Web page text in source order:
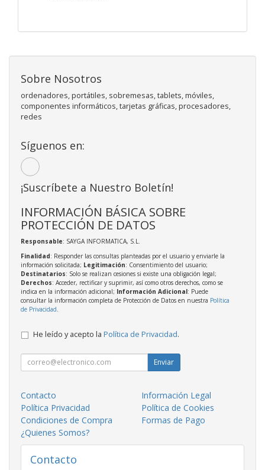
Sobre Nosotros
ordenadores, portátiles, sobremesas, tablets, móviles,
componentes informáticos, tarjetas gráficas, procesadores,
redes
Síguenos en:
¡Suscríbete a Nuestro Boletín!
INFORMACIÓN BÁSICA SOBRE
PROTECCIÓN DE DATOS
Responsable: SAYGA INFORMATICA, S.L.
Finalidad: Responder las consultas planteadas por el usuario y enviarle la
información solicitada; Legitimación: Consentimiento del usuario;
Destinatarios: Solo se realizan cesiones si existe una obligación legal;
Derechos: Acceder, rectificar y suprimir, así como otros derechos, como se
indica en la información adicional; Información Adicional: Puede
consultar la información completa de Protección de Datos en nuestra Política
de Privacidad
He leído y acepto la Política de Privacidad.
Enviar
Contacto
Información Legal
Política Privacidad
Política de Cookies
Condiciones de Compra
Formas de Pago
¿Quienes Somos?
Contacto